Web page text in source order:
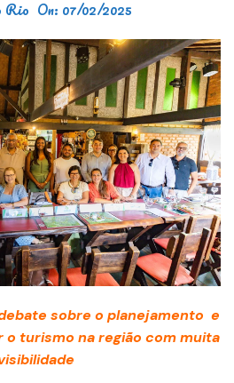
Rio On: 07/02/2025
sobre o planejamento e
turismo na região com muita